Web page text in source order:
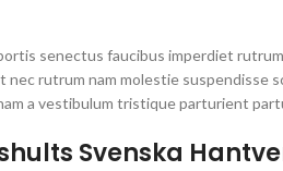
senectus faucibus imperdiet
nec rutrum nam molestie suspendisse
a vestibulum tristique parturient
Svenska